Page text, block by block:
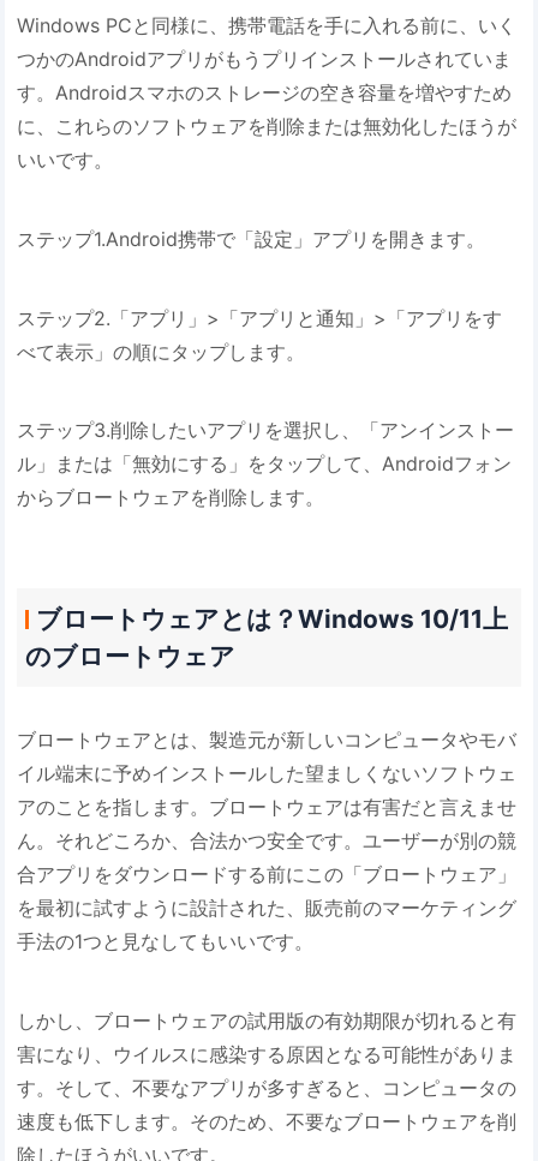
Windows PCと同様に、携帯電話を手に入れる前に、いく
つかのAndroidアプリがもうプリインストールされていま
す。Androidスマホのストレージの空き容量を増やすため
に、これらのソフトウェアを削除または無効化したほうが
いいです。
ステップ1.Android携帯で「設定」アプリを開きます。
ステップ2.「アプリ」>「アプリと通知」>「アプリをす
べて表示」の順にタップします。
ステップ3.削除したいアプリを選択し、「アンインストー
ル」または「無効にする」をタップして、Androidフォン
からブロートウェアを削除します。
ブロートウェアとは？Windows 10/11上
のブロートウェア
ブロートウェアとは、製造元が新しいコンピュータやモバ
イル端末に予めインストールした望ましくないソフトウェ
アのことを指します。ブロートウェアは有害だと言えませ
ん。それどころか、合法かつ安全です。ユーザーが別の競
合アプリをダウンロードする前にこの「ブロートウェア」
を最初に試すように設計された、販売前のマーケティング
手法の1つと見なしてもいいです。
しかし、ブロートウェアの試用版の有効期限が切れると有
害になり、ウイルスに感染する原因となる可能性がありま
す。そして、不要なアプリが多すぎると、コンピュータの
速度も低下します。そのため、不要なブロートウェアを削
除したほうがいいです。